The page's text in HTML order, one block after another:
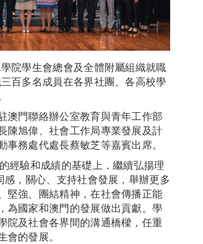
院學生會總會及全體附屬組織就職
百多名成員在各界社團、各高校學
澳門聯絡辦公室教育與青年工作部
陳旭偉、社會工作局專業發展及計
務處代處長蔡敏芝等嘉賓出席。
經驗和成績的基礎上，繼續弘揚理
，關心、支持社會發展，舉辦更多
堅強、團結精神，在社會傳播正能
為國家和澳門的發展做出貢獻。學
院及社會各界間的溝通橋樑，任重
的發展。